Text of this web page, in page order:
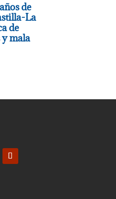
de
La
de
mala